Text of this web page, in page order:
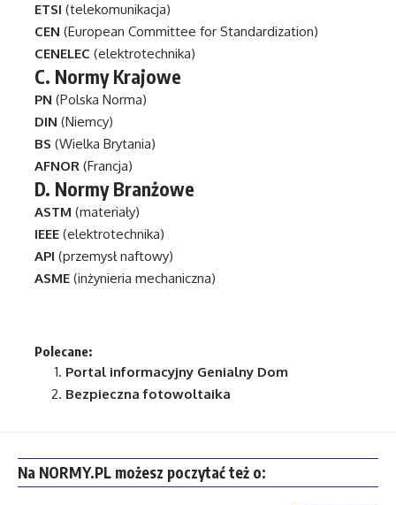
ETSI (telekomunikacja)
CEN (European Committee for Standardization)
CENELEC (elektrotechnika)
C. Normy Krajowe
PN (Polska Norma)
DIN (Niemcy)
BS (Wielka Brytania)
AFNOR (Francja)
D. Normy Branżowe
ASTM (materiały)
IEEE (elektrotechnika)
API (przemysł naftowy)
ASME (inżynieria mechaniczna)
Polecane:
Portal informacyjny Genialny Dom
Bezpieczna fotowoltaika
Na NORMY.PL możesz poczytać też o: